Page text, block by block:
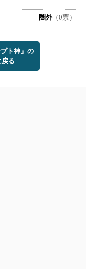
圏外（0票）
ト神』の
る